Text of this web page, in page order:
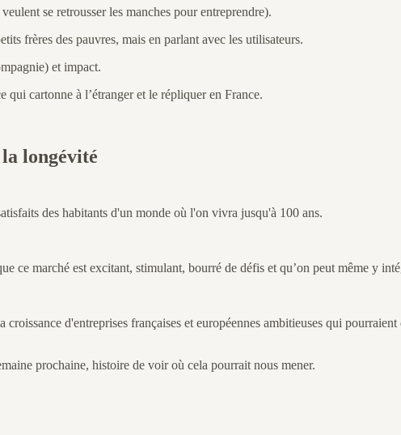
se retrousser les manches pour entreprendre).
frères des pauvres, mais en parlant avec les utilisateurs.
et impact.
cartonne à l’étranger et le répliquer en France.
longévité
des habitants d'un monde où l'on vivra jusqu'à 100 ans.
ce marché est excitant, stimulant, bourré de défis et qu’on peut même y
d'entreprises françaises et européennes ambitieuses qui
prochaine, histoire de voir où cela pourrait nous mener.